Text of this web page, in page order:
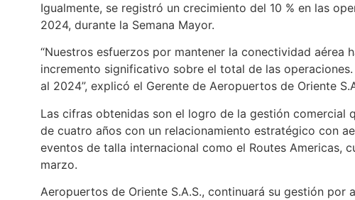
Igualmente, se registró un crecimiento del 10 % en las
2024, durante la Semana Mayor.
“Nuestros esfuerzos por mantener la conectividad
incremento significativo sobre el total de las
al 2024”, explicó el Gerente de Aeropuertos de Oriente
Las cifras obtenidas son el logro de la gestión comercial
de cuatro años con un relacionamiento estratégico con
eventos de talla internacional como el Routes Americas,
marzo.
Aeropuertos de Oriente S.A.S., continuará su gestión por